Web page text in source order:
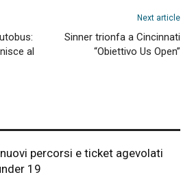
al
Next article
Sinner trionfa a Cincinnati
“Obiettivo Us Open”
nuovi percorsi e ticket agevolati
19